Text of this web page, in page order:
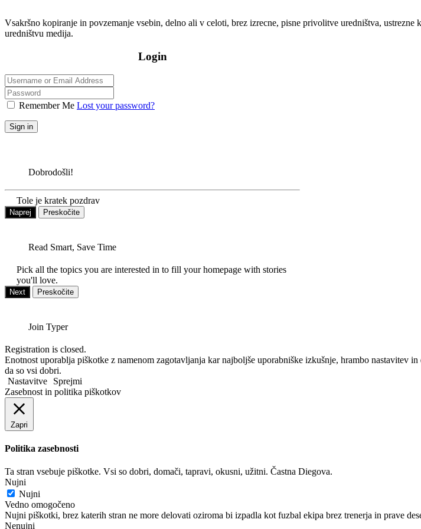
Vsakršno kopiranje in povzemanje vsebin, delno ali v celoti, brez izrecne, pisne privolitve uredništva,
uredništvu medija.
Login
Remember Me Lost your password?
Sign in
Dobrodošli!
Tole je kratek pozdrav
Naprej Preskočite
Read Smart, Save Time
Pick all the topics you are interested in to fill your homepage with stories
you'll love.
Next Preskočite
Join Typer
Registration is closed.
Enotnost uporablja piškotke z namenom zagotavljanja kar najboljše uporabniške izkušnje, hrambo
da so vsi dobri.
Nastavitve
Sprejmi
Zasebnost in politika piškotkov
Zapri
Politika zasebnosti
Ta stran vsebuje piškotke. Vsi so dobri, domači, tapravi, okusni, užitni. Častna Diegova.
Nujni
Nujni
Vedno omogočeno
Nujni piškotki, brez katerih stran ne more delovati oziroma bi izpadla kot fuzbal ekipa brez trenerja in prave
Nenujni